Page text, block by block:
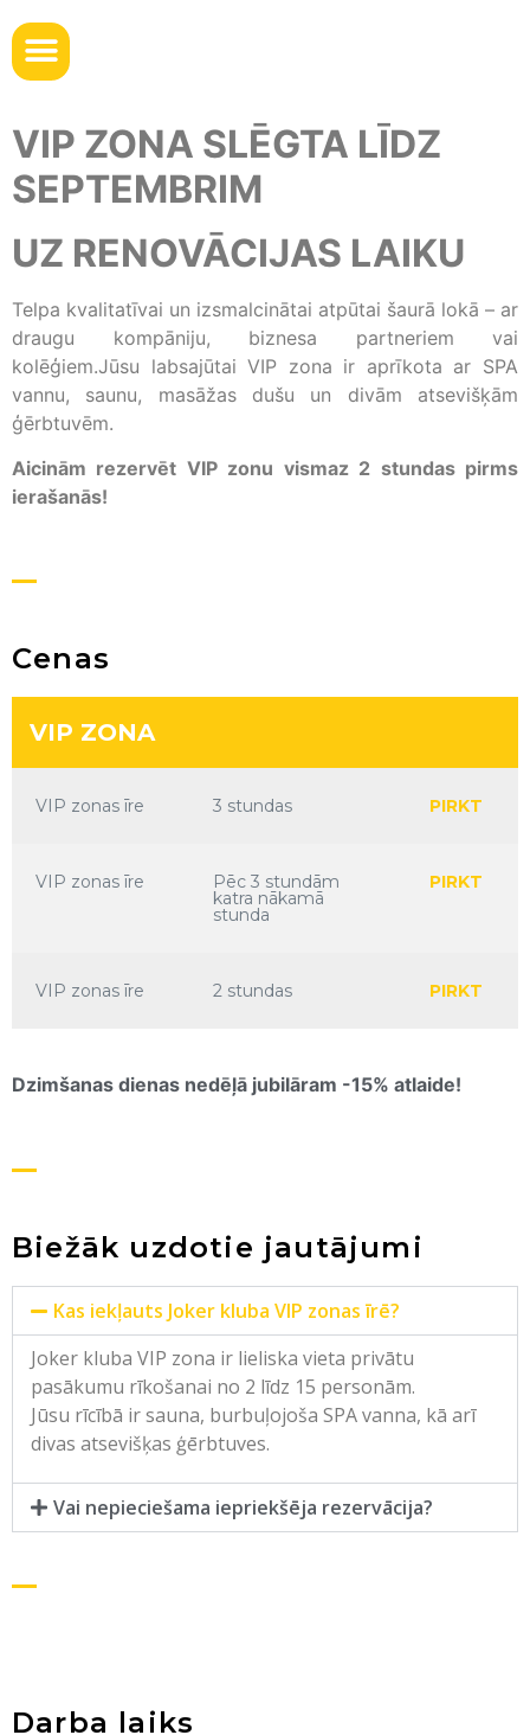
VIP ZONA SLĒGTA LĪDZ
SEPTEMBRIM
UZ RENOVĀCIJAS LAIKU
Telpa kvalitatīvai un izsmalcinātai atpūtai šaurā lokā – ar
draugu kompāniju, biznesa partneriem vai
kolēģiem.Jūsu labsajūtai VIP zona ir aprīkota ar SPA
vannu, saunu, masāžas dušu un divām atsevišķām
ģērbtuvēm.
Aicinām rezervēt VIP zonu vismaz 2 stundas pirms
ierašanās!
Cenas
VIP ZONA
VIP zonas īre 3 stundas PIRKT
VIP zonas īre Pēc 3 stundām
katra nākamā
stunda
PIRKT
VIP zonas īre 2 stundas PIRKT
Dzimšanas dienas nedēļā jubilāram -15% atlaide!
Biežāk uzdotie jautājumi
Kas iekļauts Joker kluba VIP zonas īrē?
Joker kluba VIP zona ir lieliska vieta privātu
pasākumu rīkošanai no 2 līdz 15 personām.
Jūsu rīcībā ir sauna, burbuļojoša SPA vanna, kā arī
divas atsevišķas ģērbtuves.
Vai nepieciešama iepriekšēja rezervācija?
Darba laiks